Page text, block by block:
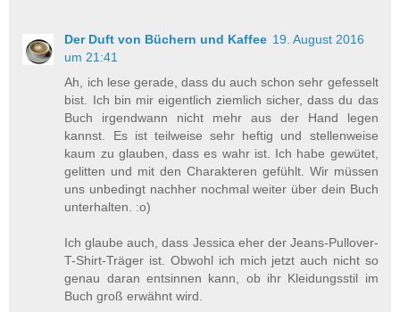
Der Duft von Büchern und Kaffee 19. August 2016
um 21:41
Ah, ich lese gerade, dass du auch schon sehr gefesselt
bist. Ich bin mir eigentlich ziemlich sicher, dass du das
Buch irgendwann nicht mehr aus der Hand legen
kannst. Es ist teilweise sehr heftig und stellenweise
kaum zu glauben, dass es wahr ist. Ich habe gewütet,
gelitten und mit den Charakteren gefühlt. Wir müssen
uns unbedingt nachher nochmal weiter über dein Buch
unterhalten. :o)
Ich glaube auch, dass Jessica eher der Jeans-Pullover-
T-Shirt-Träger ist. Obwohl ich mich jetzt auch nicht so
genau daran entsinnen kann, ob ihr Kleidungsstil im
Buch groß erwähnt wird.